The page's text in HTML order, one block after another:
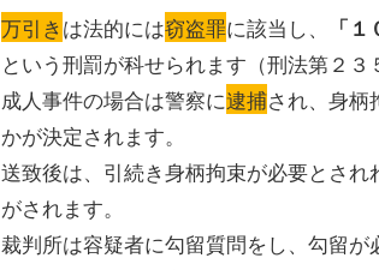
万引きは法的には窃盗罪に該当し、 「
という刑罰が科せられます（刑法第２３
成人事件の場合は警察に逮捕され、身柄
かが決定されます。
送致後は、引続き身柄拘束が必要とさ
がされます。
裁判所は容疑者に勾留質問をし、勾留